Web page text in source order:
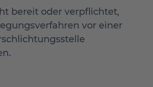
bereit oder verpflichtet,
vor einer